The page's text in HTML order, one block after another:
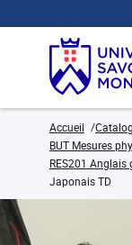
Accueil
BUT Mesures
RES201
Japonais TD